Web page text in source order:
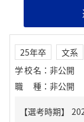
25年卒 文系
学校名 ： 非公開
職種 ： 非公開